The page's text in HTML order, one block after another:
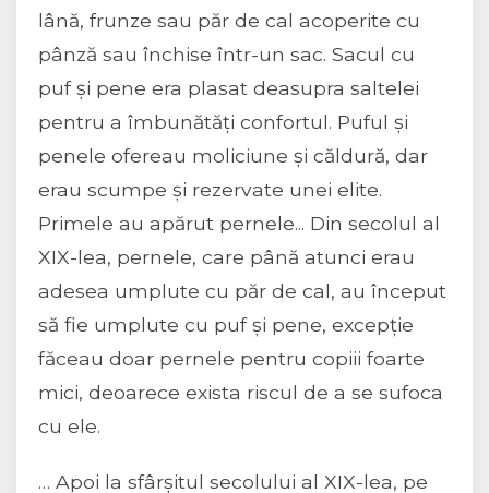
lână, frunze sau păr de cal acoperite cu
pânză sau închise într-un sac. Sacul cu
puf și pene era plasat deasupra saltelei
pentru a îmbunătăți confortul. Puful și
penele ofereau moliciune și căldură, dar
erau scumpe și rezervate unei elite.
Primele au apărut pernele... Din secolul al
XIX-lea, pernele, care până atunci erau
adesea umplute cu păr de cal, au început
să fie umplute cu puf și pene, excepție
făceau doar pernele pentru copiii foarte
mici, deoarece exista riscul de a se sufoca
cu ele.
… Apoi la sfârșitul secolului al XIX-lea, pe